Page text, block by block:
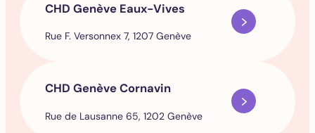
CHD Genève Eaux-Vives
Rue F. Versonnex 7, 1207 Genève
CHD Genève Cornavin
Rue de Lausanne 65, 1202 Genève